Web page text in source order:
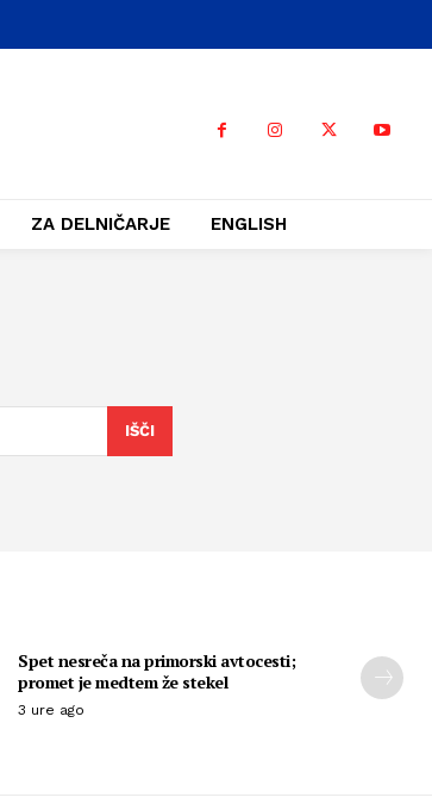
ZA DELNIČARJE ENGLISH
IŠČI
Spet nesreča na primorski avtocesti;
promet je medtem že stekel
3 ure ago